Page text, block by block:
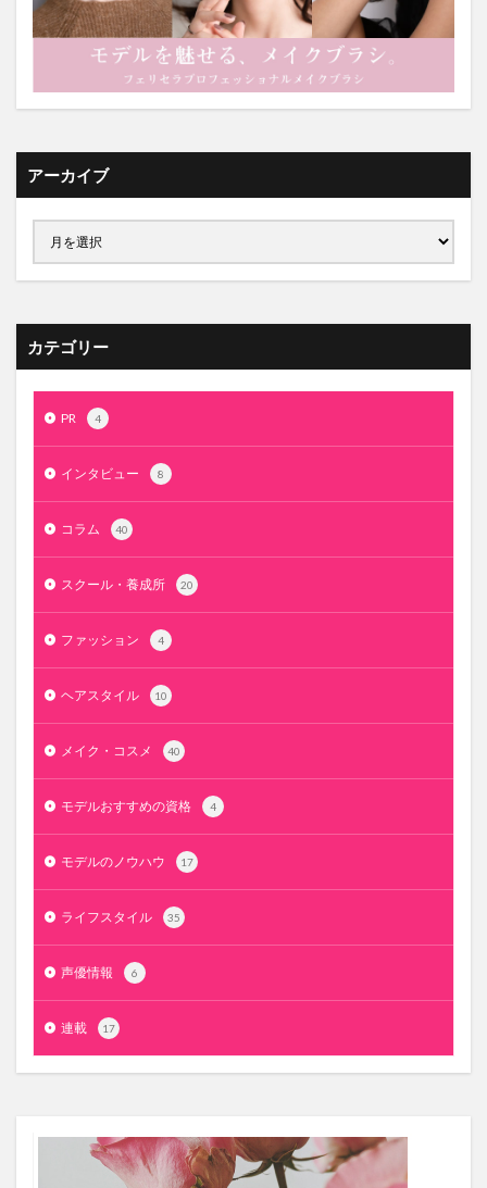
アーカイブ
カテゴリー
PR 4
インタビュー 8
コラム 40
スクール・養成所 20
ファッション 4
ヘアスタイル 10
メイク・コスメ 40
モデルおすすめの資格 4
モデルのノウハウ 17
ライフスタイル 35
声優情報 6
連載 17